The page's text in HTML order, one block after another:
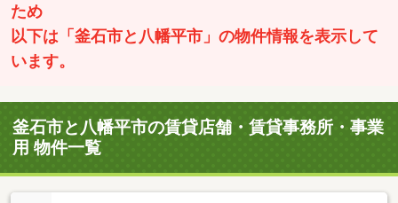
ため
以下は「釜石市と八幡平市」の物件情報を表示して
います。
釜石市と八幡平市の賃貸店舗・賃貸事務所・事業
用 物件一覧